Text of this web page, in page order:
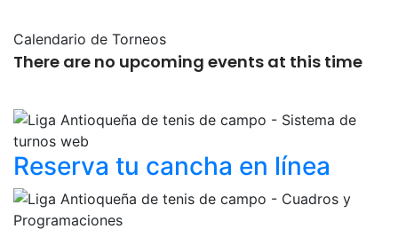
Calendario de Torneos
There are no upcoming events at this time
Reserva tu cancha en línea